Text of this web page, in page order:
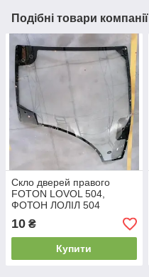
Подібні товари компанії
Скло дверей правого
FOTON LOVOL 504,
ФОТОН ЛОЛІЛ 504
(TS04451044101)
10 ₴
Купити